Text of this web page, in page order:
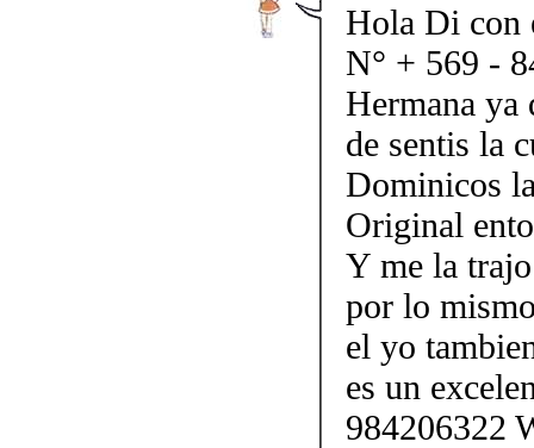
Hola Di con
N° + 569 -
Hermana ya
de sentis la
Dominicos
Original
Y me la
por lo
el yo
es un
984206322